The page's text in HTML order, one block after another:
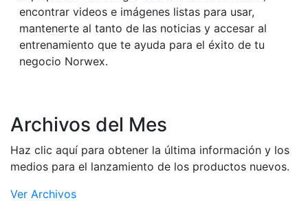
encontrar videos e imágenes listas para usar,
mantenerte al tanto de las noticias y accesar al
entrenamiento que te ayuda para el éxito de tu
negocio Norwex.
Archivos del Mes
Haz clic aquí para obtener la última información y los
medios para el lanzamiento de los productos nuevos.
Ver Archivos